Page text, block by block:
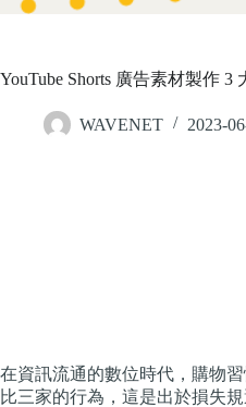
YouTube Shorts 廣告素材製作
WAVENET 2023-
在資訊流通的數位時代，購物
比三家的行為，這是出於損失